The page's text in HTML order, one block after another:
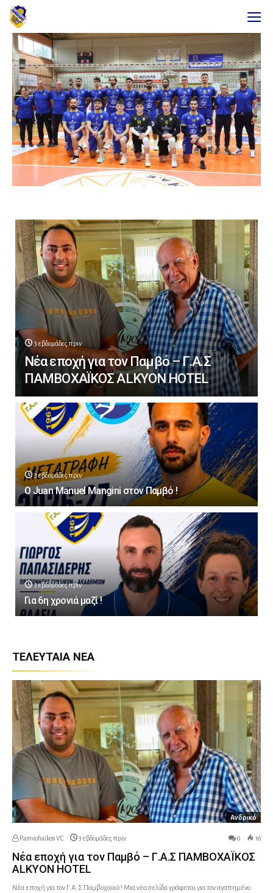
3 εβδομάδες πριν
Νέα εποχή για τον Παμβό – Γ.Α.Σ
ΠΑΜΒΟΧΑΪΚΟΣ ALKYON HOTEL
3 εβδομάδες πριν
Ο Juan Manuel Mangini στον Παμβό !
3 εβδομάδες πριν
Για 6η χρονιά μαζί !
ΤΕΛΕΥΤΑΊΑ ΝΈΑ
Ανδρικό
Pamvohaikos VC 3 εβδομάδες πριν 0 16
Νέα εποχή για τον Παμβό – Γ.Α.Σ ΠΑΜΒΟΧΑΪΚΟΣ
ALKYON HOTEL
Νέα εποχή για τον Γ.Α.Σ Παμβοχαϊκό ! Μια νέα σελίδα γράφεται για τον αγαπημένο